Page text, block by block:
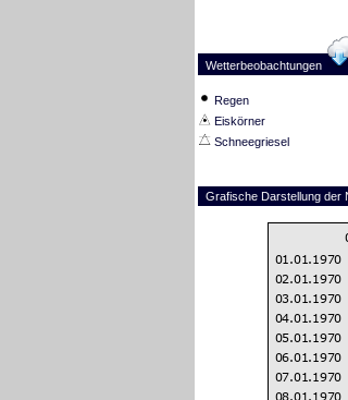
Wetterbeobachtungen
Regen
Eiskörner
Schneegriesel
Grafische Darstellung der